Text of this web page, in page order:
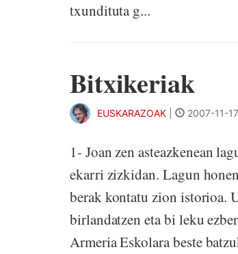
txundituta g...
Bitxikeriak
EUSKARAZOAK 2007-11-
1- Joan zen asteazkenean
ekarri zizkidan. Lagun
berak kontatu zion istorioa.
birlandatzen eta bi leku
Armeria Eskolara beste